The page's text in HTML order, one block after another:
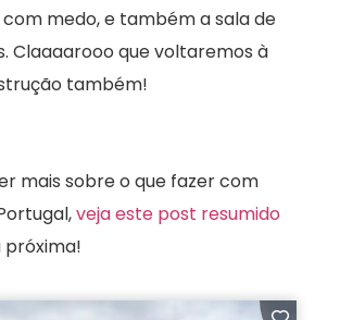
medo, e também a sala de
Claaaarooo que voltaremos à
também!
mais sobre o que fazer com
veja este post resumido
próxima!